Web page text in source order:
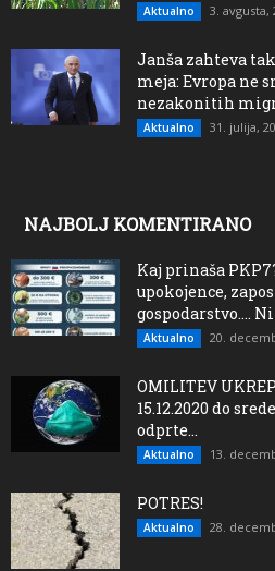
Aktualno 3. avgusta,
Janša zahteva
meja: Evropa ne
nezakonitih
Aktualno 31. julija,
NAJBOLJ KOMENTIRANO
Kaj prinaša
upokojence,
gospodarstvo….
Aktualno 20.
OMILITEV
15.12.2020 do
odprte...
Aktualno 13.
POTRES!
Aktualno 28.